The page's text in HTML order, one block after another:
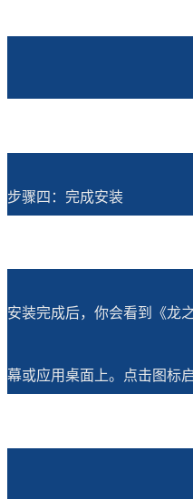
步骤四：完成安装
安装完成后，你会看到《龙
幕或应用桌面上。点击图标